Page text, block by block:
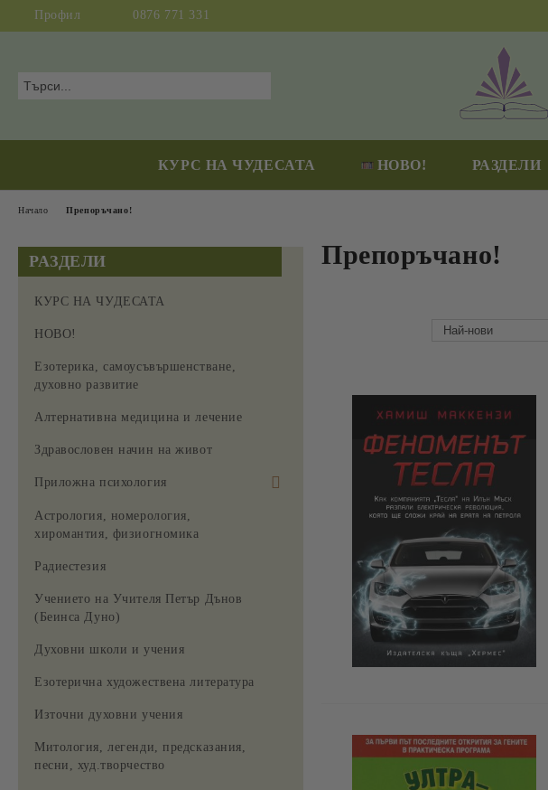
Профил 0876 771 331
КУРС НА ЧУДЕСАТА НОВО! РАЗДЕЛИ
РАЗДЕЛИ
КУРС НА ЧУДЕСАТА
НОВО!
Езотерика, самоусъвършенстване,
духовно развитие
Алтернативна медицина и лечение
Здравословен начин на живот
Приложна психология
За жената
Астрология, номерология,
хиромантия, физиогномика
Радиестезия
Учението на Учителя Петър Дънов
(Беинса Дуно)
Духовни школи и учения
Езотерична художествена литература
Източни духовни учения
Митология, легенди, предсказания,
песни, худ.творчество
Начало Препоръчано!
Препоръчано!